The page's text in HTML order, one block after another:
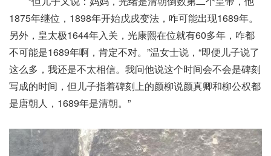
1875年继位，1898年开始戊戌变法，咋可能出现1689年。
另外，皇太极1644年入关，光康熙在位就有60多年，咋都
不可能是1689年啊，肯定不对。”温女士说，“即便儿子说了
这么多，我还是不太相信。我问他说这个时间会不会是碑刻
写成的时间，但儿子指着碑刻上的颜柳说颜真卿和柳公权都
是唐朝人，1689年是清朝。”